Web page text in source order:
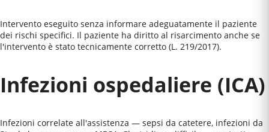
Intervento eseguito senza informare adeguatamente il paziente
dei rischi specifici. Il paziente ha diritto al risarcimento anche se
l'intervento è stato tecnicamente corretto (L. 219/2017).
Infezioni ospedaliere (ICA)
Infezioni correlate all'assistenza — sepsi da catetere, infezioni da